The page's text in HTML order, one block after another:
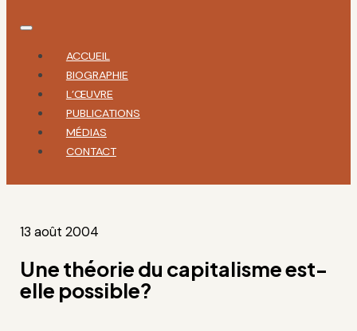
ACCUEIL
BIOGRAPHIE
L’ŒUVRE
PUBLICATIONS
MÉDIAS
CONTACT
13 août 2004
Une théorie du capitalisme est-
elle possible?